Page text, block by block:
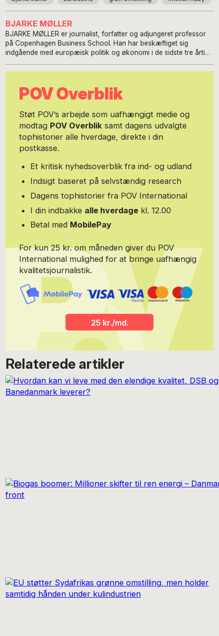
BJARKE MØLLER
BJARKE MØLLER er journalist, forfatter og adjungeret professor
på Copenhagen Business School. Han har beskæftiget sig
indgående med europæisk politik og økonomi i de sidste tre årtier
chefredaktør for ugebrevet Mandag Morgen (2008-2013).
POV Overblik
Støt POV’s arbejde som uafhængigt medie og
modtag POV Overbliksamt dagens udvalgte
tophistorier alle hverdage, direkte i din
postkasse.
Et kritisk nyhedsoverblik fra ind- og udland
Indsigt baseret på selvstændig research
Dagens tophistorier fra POV International
I din indbakke alle hverdage kl. 12.00
Betal med MobilePay
For kun 25 kr. om måneden giver du POV
International mulighed for at bringe uafhængig
kvalitetsjournalistik.
25 kr./md.
Relaterede artikler